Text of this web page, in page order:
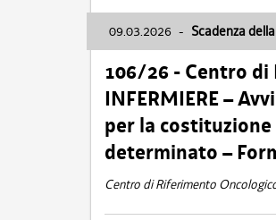
09.03.2026 - Scadenza
106/26 - Centro di
INFERMIERE –
per la
determinato –
Centro di Riferimento